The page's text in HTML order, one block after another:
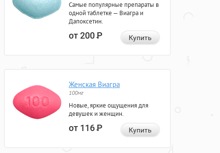
Самые популярные препараты в
одной таблетке — Виагра и
Дапоксетин.
от 200Р Купить
Женская Виагра
100мг
Новые, яркие ощущения для
девушек и женщин.
от 116Р Купить